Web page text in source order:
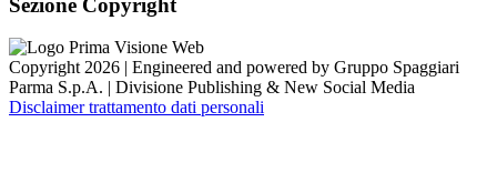
Copyright 2026 | Engineered and powered by Gruppo Spaggiari
Parma S.p.A. | Divisione Publishing & New Social Media
Disclaimer trattamento dati personali